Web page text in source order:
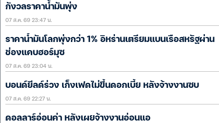
กังวลราคาน้ำมันพุ่ง
07 ส.ค. 69 23:47 น.
ราคาน้ำมันโลกพุ่งกว่า 1% อิหร่านเตรียมแบนเรือสหรัฐผ่าน
ช่องแคบฮอร์มุซ
07 ส.ค. 69 23:04 น.
บอนด์ยีลด์ร่วง เก็งเฟดไม่ขึ้นดอกเบี้ย หลังจ้างงานซบ
07 ส.ค. 69 22:27 น.
ดอลลาร์อ่อนค่า หลังเผยจ้างงานอ่อนแอ